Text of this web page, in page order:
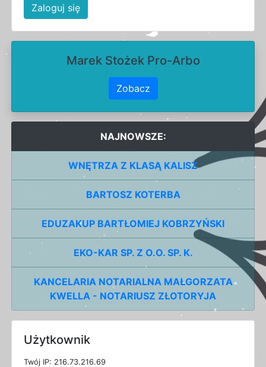
Zaloguj się
Marek Stożek Pro-Arbo
Zobacz
NAJNOWSZE:
WNĘTRZA Z KLASĄ KALISZ
BARTOSZ KOTERBA
EDUZAKUP BARTŁOMIEJ KOBRZYŃSKI
EKO-KAR SP. Z O.O. SP. K.
KANCELARIA NOTARIALNA MAŁGORZATA
KWELLA - NOTARIUSZ ZŁOTORYJA
Użytkownik
Twój IP: 216.73.216.69